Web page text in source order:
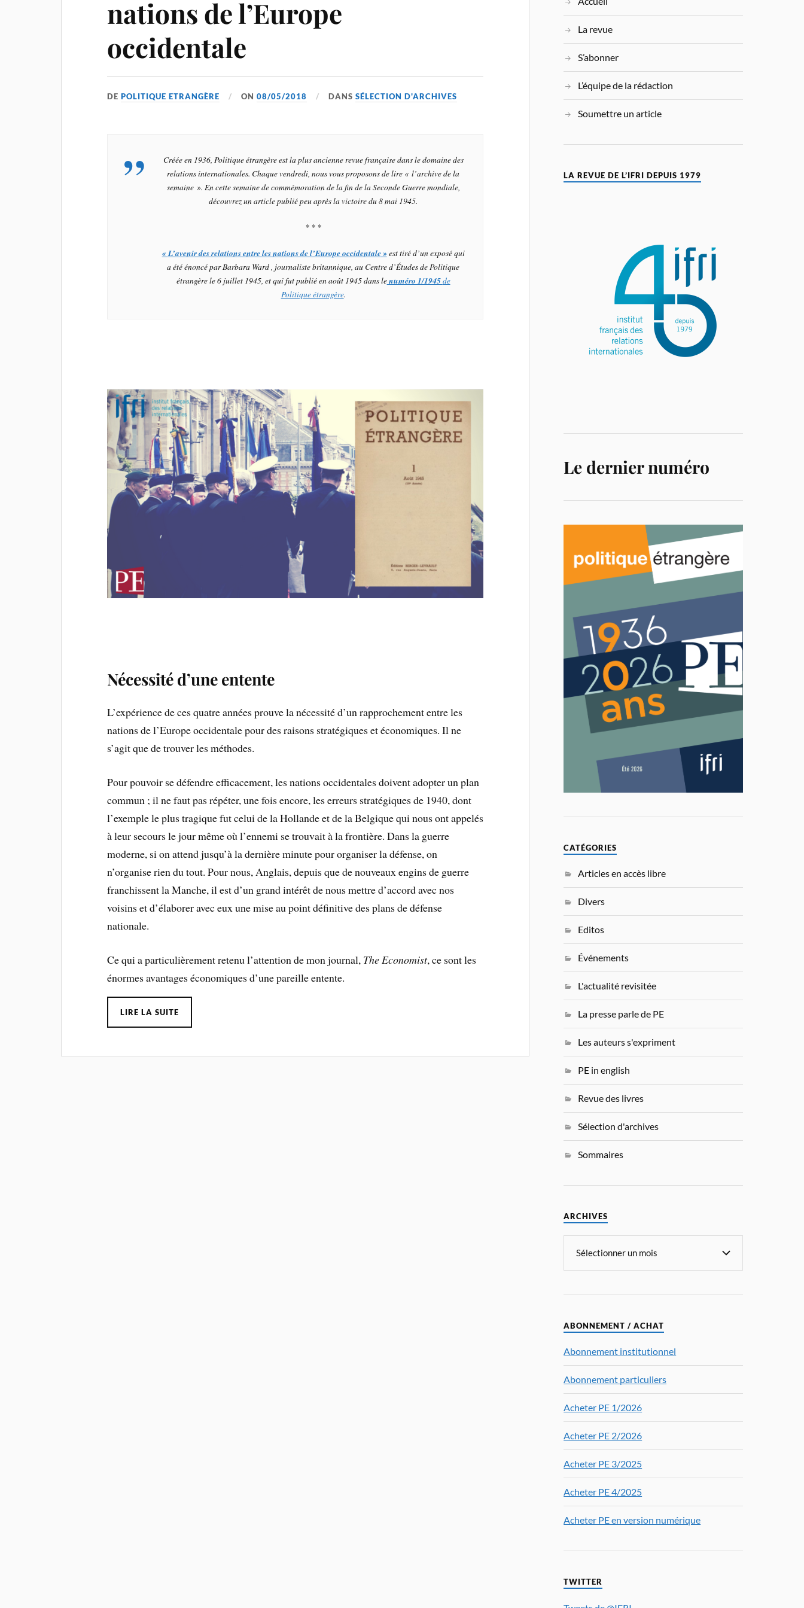
nations de l’Europe
occidentale
DEPOLITIQUE ETRANGÈRE ON08/05/2018 DANSSÉLECTION D'ARCHIVES
Créée en 1936, Politique étrangèreest la plus ancienne revue française dans le domaine des
relations internationales. Chaque vendredi, nous vous proposons de lire « l’archive de la
semaine ». En cette semaine de commémoration de la fin de la Seconde Guerre mondiale,
découvrez un article publié peu après la victoire du 8 mai 1945.
* * *
«L’avenir des relations entre les nations de l’Europe occidentale» est tiré d’un exposé qui
a été énoncé par Barbara Ward , journaliste britannique, au Centre d’Études de Politique
étrangère le 6 juillet 1945, et qui fut publié en août 1945 dans lenuméro 1/1945de
Politique étrangère.
Nécessité d’une entente
L’expérience de ces quatre années prouve la nécessité d’un rapprochement entre les
nations de l’Europe occidentale pour des raisons stratégiques et économiques. Il ne
s’agit que de trouver les méthodes.
Pour pouvoir se défendre efficacement, les nations occidentales doivent adopter un plan
commun ; il ne faut pas répéter, une fois encore, les erreurs stratégiques de 1940, dont
l’exemple le plus tragique fut celui de la Hollande et de la Belgique qui nous ont appelés
à leur secours le jour même où l’ennemi se trouvait à la frontière. Dans la guerre
moderne, si on attend jusqu’à la dernière minute pour organiser la défense, on
n’organise rien du tout. Pour nous, Anglais, depuis que de nouveaux engins de guerre
franchissent la Manche, il est d’un grand intérêt de nous mettre d’accord avec nos
voisins et d’élaborer avec eux une mise au point définitive des plans de défense
nationale.
Ce qui a particulièrement retenu l’attention de mon journal, The Economist, ce sont les
énormes avantages économiques d’une pareille entente.
LIRE LA SUITE
La revue
S’abonner
L’équipe de la rédaction
Soumettre un article
LA REVUE DE L’IFRI DEPUIS 1979
Le dernier numéro
CATÉGORIES
Articles en accès libre
Divers
Editos
Événements
L'actualité revisitée
La presse parle de PE
Les auteurs s'expriment
PE in english
Revue des livres
Sélection d'archives
Sommaires
ARCHIVES
ABONNEMENT / ACHAT
Abonnement institutionnel
Abonnement particuliers
Acheter PE 1/2026
Acheter PE 2/2026
Acheter PE 3/2025
Acheter PE 4/2025
Acheter PE en version numérique
TWITTER